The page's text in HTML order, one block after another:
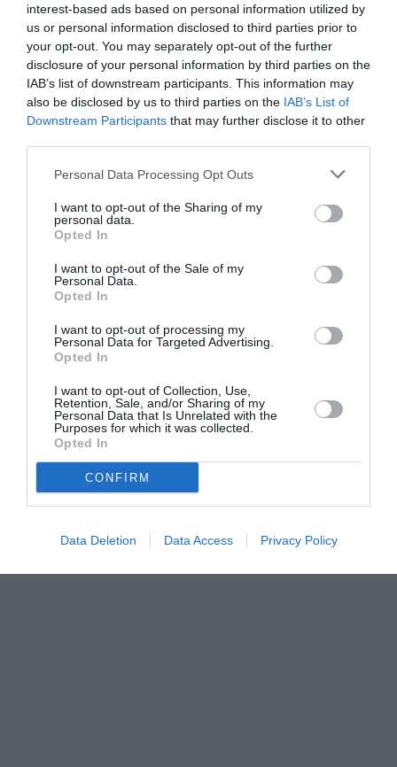
interest-based ads based on personal information utilized by
us or personal information disclosed to third parties prior to
your opt-out. You may separately opt-out of the further
disclosure of your personal information by third parties on the
IAB’s list of downstream participants. This information may
also be disclosed by us to third parties on the IAB’s List of
Downstream Participants that may further disclose it to other
Personal Data Processing Opt Outs
I want to opt-out of the Sharing of my
personal data.
Opted In
I want to opt-out of the Sale of my
Personal Data.
Opted In
I want to opt-out of processing my
Personal Data for Targeted Advertising.
Opted In
I want to opt-out of Collection, Use,
Retention, Sale, and/or Sharing of my
Personal Data that Is Unrelated with the
Purposes for which it was collected.
Opted In
CONFIRM
Data Deletion Data Access Privacy Policy
ATTUALITÀ
Migranti. Ceuta, nuovo allarme per il 15
agosto: sui social circolano appelli a un
ingresso di massa
ATTUALITÀ
Richiedenti asilo, l’integrazione deve iniziare
prima della decisione finale